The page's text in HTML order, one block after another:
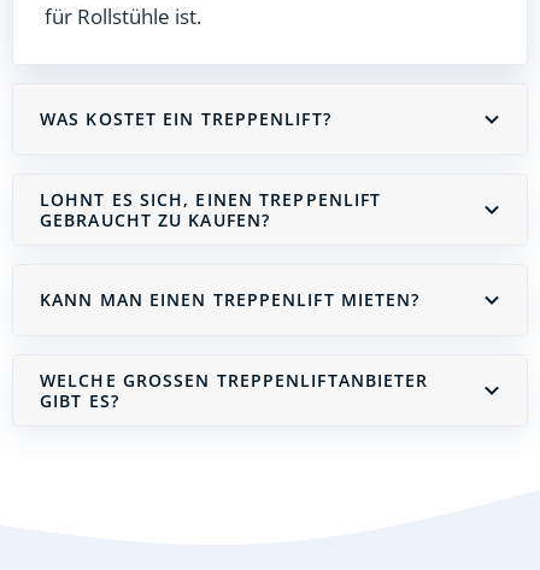
für Rollstühle ist.
WAS KOSTET EIN TREPPENLIFT?
LOHNT ES SICH, EINEN TREPPENLIFT
GEBRAUCHT ZU KAUFEN?
KANN MAN EINEN TREPPENLIFT MIETEN?
WELCHE GROSSEN TREPPENLIFTANBIETER G
IBT ES?